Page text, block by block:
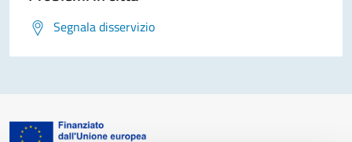
Segnala disservizio